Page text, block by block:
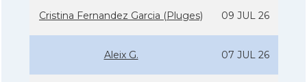
Cristina Fernandez Garcia (Pluges) 09 JUL 26
Aleix G. 07 JUL 26